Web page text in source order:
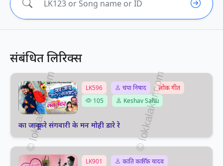
संबंधित लिरिक्स
LK596 चंपा निषाद
लोक गीत
105
Keshav Sahu
का जादू करे संगवारी के मन मोही डारे रे
LK901
कांति कार्तिक यादव